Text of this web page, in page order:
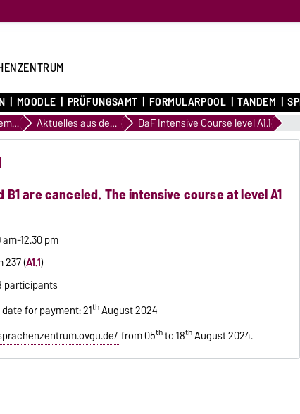
MOODLE PRÜFUNGSAMT FORMULARPOOL TANDEM
Deutsch als Fremdsprache Aktuelles aus dem Fachbereich DaF Intensive Course level A1.1
are canceled. The intensive course at level A1
12.30 pm
237 (A1.1)
participants
for payment: 21thAugust 2024
from 05thto 18thAugust 2024.